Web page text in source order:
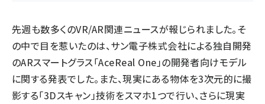
先週も数多くのVR/AR関連ニュースが報じられました。そ
の中で目を惹いたのは、サン電子株式会社による独自開発
のARスマートグラス「AceReal One」の開発者向けモデル
に関する発表でした。また、現実にある物体を3次元的に撮
影する「3Dスキャン」技術をスマホ1つで行い、さらに現実